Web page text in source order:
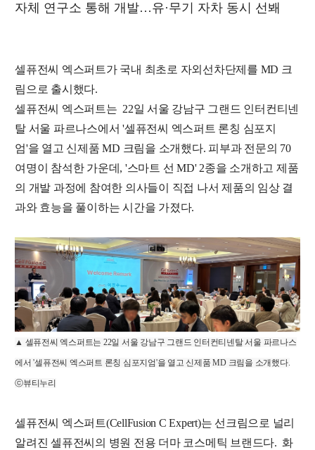
자체 연구소 통해 개발…유·무기 자차 동시 선봬
셀퓨전씨 엑스퍼트가 국내 최초로 자외선차단제를 MD 크
림으로 출시했다.
셀퓨전씨 엑스퍼트는 22일 서울 강남구 그랜드 인터컨티넨
탈 서울 파르나스에서 '셀퓨전씨 엑스퍼트 론칭 심포지
엄'을 열고 신제품 MD 크림을 소개했다. 피부과 전문의 70
여명이 참석한 가운데, '스마트 선 MD' 2종을 소개하고 제품
의 개발 과정에 참여한 의사들이 직접 나서 제품의 임상 결
과와 효능을 풀이하는 시간을 가졌다.
▲ 셀퓨전씨 엑스퍼트는 22일 서울 강남구 그랜드 인터컨티넨탈 서울 파르나스
에서 '셀퓨전씨 엑스퍼트 론칭 심포지엄'을 열고 신제품 MD 크림을 소개했다.
ⓒ뷰티누리
셀퓨전씨 엑스퍼트(CellFusion C Expert)는 선크림으로 널리
알려진 셀퓨전씨의 병원 전용 더마 코스메틱 브랜드다. 화